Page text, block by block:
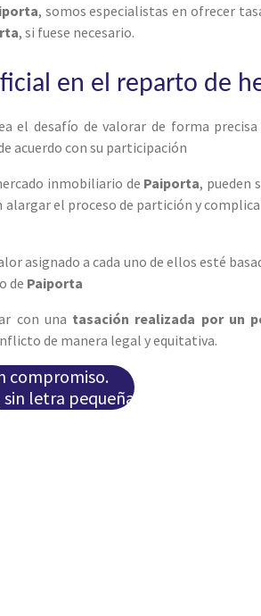
, somos especialistas en ofrecer
, si fuese necesario.
en el reparto de
el desafío de valorar de forma precisa
acuerdo con su participación
inmobiliario de Paiporta, pueden
el proceso de partición y
asignado a cada uno de ellos esté
de Paiporta
con una tasación realizada por un
de manera legal y equitativa.
compromiso.
letra pequeña